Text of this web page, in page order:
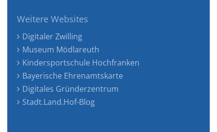
Weitere Websites
Digitaler Zwilling
Museum Mödlareuth
Kindersportschule Hochfranken
Bayerische Ehrenamtskarte
Digitales Gründerzentrum
Stadt.Land.Hof-Blog